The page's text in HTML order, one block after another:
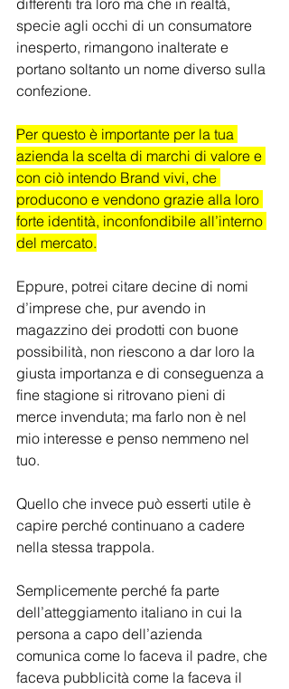
differenti tra loro ma che in realtà,
specie agli occhi di un consumatore
inesperto, rimangono inalterate e
portano soltanto un nome diverso sulla
confezione.
Per questo è importante per la tua
azienda la scelta di marchi di valore e
con ciò intendo Brand vivi, che
producono e vendono grazie alla loro
forte identità, inconfondibile all’interno
del mercato.
Eppure, potrei citare decine di nomi
d’imprese che, pur avendo in
magazzino dei prodotti con buone
possibilità, non riescono a dar loro la
giusta importanza e di conseguenza a
fine stagione si ritrovano pieni di
merce invenduta; ma farlo non è nel
mio interesse e penso nemmeno nel
tuo.
Quello che invece può esserti utile è
capire perché continuano a cadere
nella stessa trappola.
Semplicemente perché fa parte
dell’atteggiamento italiano in cui la
persona a capo dell’azienda
comunica come lo faceva il padre, che
faceva pubblicità come la faceva il